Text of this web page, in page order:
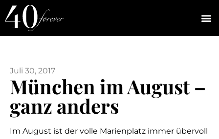
Juli 30, 2017
München im August –
ganz anders
Im August ist der volle Marienplatz immer übervoll